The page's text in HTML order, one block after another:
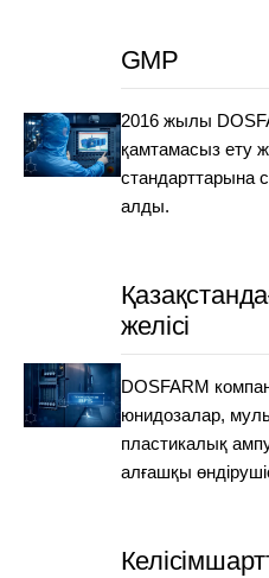
GMP
2016 жылы
қамтамасыз ету
стандарттарына
алды.
желісі
DOSFARM
юнидозалар,
пластикалық
алғашқы